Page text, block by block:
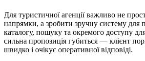
Для туристичної агенції важливо не
напрямки, а зробити зручну систему для
каталогу, пошуку та окремого доступу для
сильна пропозиція губиться — клієнт
швидко і очікує оперативної відповіді.